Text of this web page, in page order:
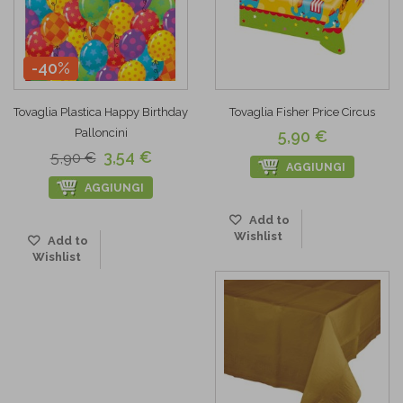
-40%
Tovaglia Plastica Happy Birthday
Palloncini
5,90 € 3,54 €
AGGIUNGI
Add to
Wishlist
Tovaglia Fisher Price Circus
5,90 €
AGGIUNGI
Add to
Wishlist